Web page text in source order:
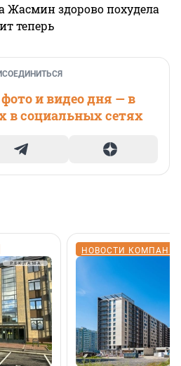
Жасмин здорово похудела
теперь
и видео дня — в
в социальных сетях
НОВОСТИ